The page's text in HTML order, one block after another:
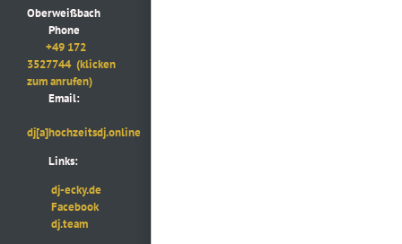
Oberweißbach
Phone
+49 172
3527744 (klicken
zum anrufen)
Email:
dj[a]hochzeitsdj.online
Links:
dj-ecky.de
Facebook
dj.team